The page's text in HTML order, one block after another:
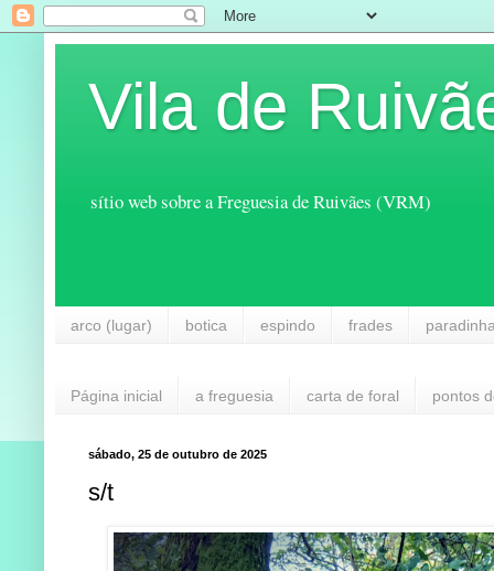
Vila de
sítio web sobre a Freguesia de Ruivães (VRM)
arco (lugar) botica espindo frades
Página inicial a freguesia carta de foral pontos
sábado, 25 de outubro de 2025
s/t